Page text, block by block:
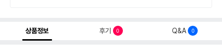
상품정보 후기 0 Q&A 0